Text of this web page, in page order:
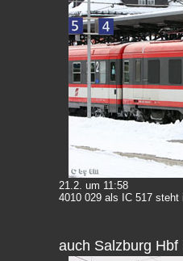
21.2. um 11:58
4010 029 als IC 517
auch Salzburg